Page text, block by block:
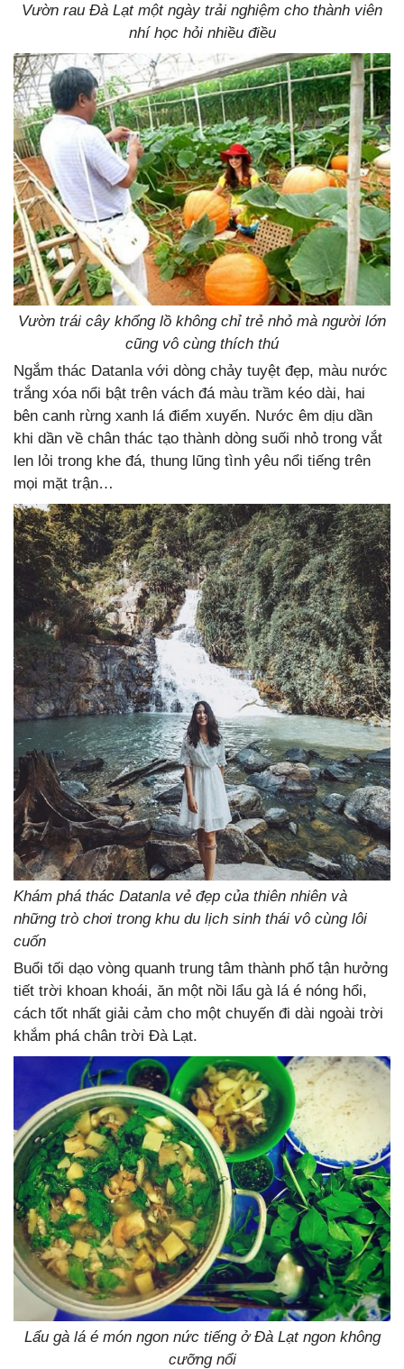
Vườn rau Đà Lạt một ngày trải nghiệm cho thành viên
nhí học hỏi nhiều điều
Vườn trái cây khổng lồ không chỉ trẻ nhỏ mà người lớn
cũng vô cùng thích thú
Ngắm thác Datanla với dòng chảy tuyệt đẹp, màu nước
trắng xóa nổi bật trên vách đá màu trầm kéo dài, hai
bên canh rừng xanh lá điểm xuyến. Nước êm dịu dần
khi dần về chân thác tạo thành dòng suối nhỏ trong vắt
len lỏi trong khe đá, thung lũng tình yêu nổi tiếng trên
mọi mặt trận…
Khám phá thác Datanla vẻ đẹp của thiên nhiên và
những trò chơi trong khu du lịch sinh thái vô cùng lôi
cuốn
Buổi tối dạo vòng quanh trung tâm thành phố tận hưởng
tiết trời khoan khoái, ăn một nồi lẩu gà lá é nóng hổi,
cách tốt nhất giải cảm cho một chuyến đi dài ngoài trời
khắm phá chân trời Đà Lạt.
Lẩu gà lá é món ngon nức tiếng ở Đà Lạt ngon không
cưỡng nổi